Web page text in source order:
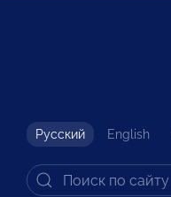
Русский English